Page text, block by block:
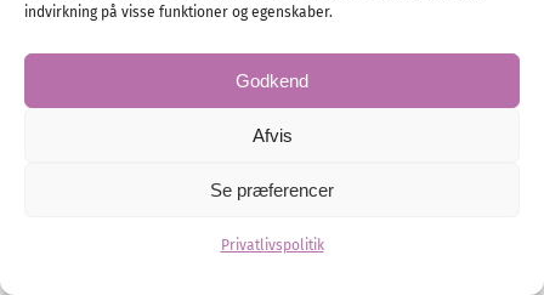
indvirkning på visse funktioner og egenskaber.
Godkend
Afvis
Se præferencer
Privatlivspolitik
Fantastiske festborde
Borddækningen sætter stemningen for
personlige detaljer kan I skabe en smuk og